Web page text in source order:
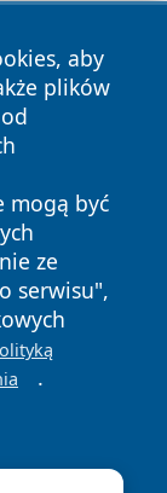
aby
plików
mogą być
ze
serwisu",
.
Polityka
Cookies